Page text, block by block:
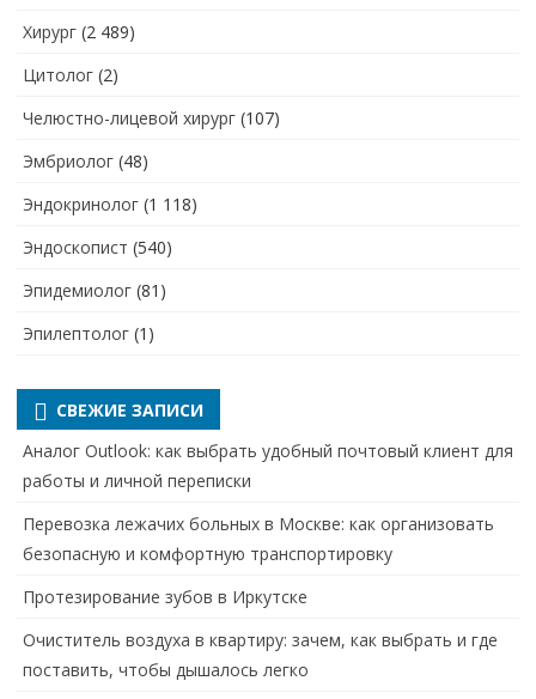
Хирург (2 489)
Цитолог (2)
Челюстно-лицевой хирург (107)
Эмбриолог (48)
Эндокринолог (1 118)
Эндоскопист (540)
Эпидемиолог (81)
Эпилептолог (1)
СВЕЖИЕ ЗАПИСИ
Аналог Outlook: как выбрать удобный почтовый клиент для
работы и личной переписки
Перевозка лежачих больных в Москве: как организовать
безопасную и комфортную транспортировку
Протезирование зубов в Иркутске
Очиститель воздуха в квартиру: зачем, как выбрать и где
поставить, чтобы дышалось легко